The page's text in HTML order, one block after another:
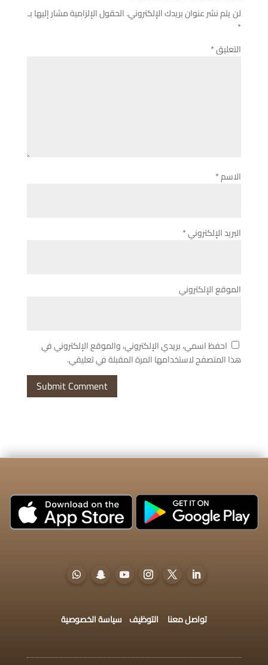
لن يتم نشر عنوان بريدك الإلكتروني.الحقول الإلزامية مشار إليها بـ
*
التعليق*
الاسم*
البريد الإلكتروني*
الموقع الإلكتروني
احفظ اسمي، بريدي الإلكتروني، والموقع الإلكتروني في
هذا المتصفح لاستخدامها المرة المقبلة في تعليقي.
تواصل معنا التوظيف سياسة الخصوصية